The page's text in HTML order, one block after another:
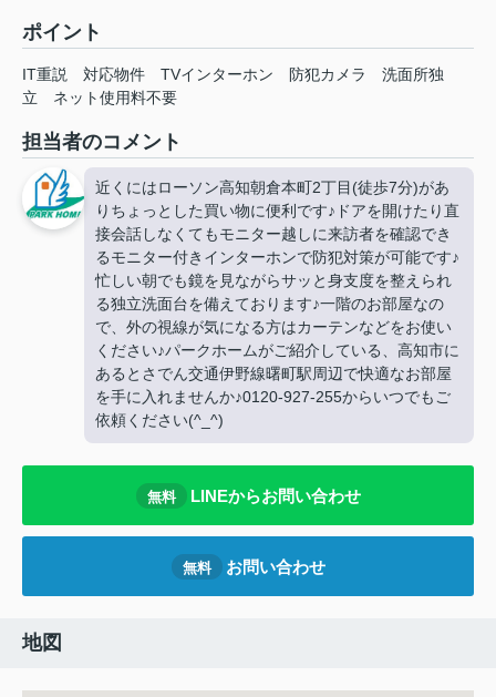
ポイント
IT重説 対応物件 TVインターホン 防犯カメラ
洗面所独
立
ネット使用料不要
担当者のコメント
近くにはローソン高知朝倉本町2丁目(徒歩7分)があ
りちょっとした買い物に便利です♪ドアを開けたり直
接会話しなくてもモニター越しに来訪者を確認でき
るモニター付きインターホンで防犯対策が可能です♪
忙しい朝でも鏡を見ながらサッと身支度を整えられ
る独立洗面台を備えております♪一階のお部屋なの
で、外の視線が気になる方はカーテンなどをお使い
ください♪パークホームがご紹介している、高知市に
あるとさでん交通伊野線曙町駅周辺で快適なお部屋
を手に入れませんか♪0120-927-255からいつでもご
依頼ください(^_^)
無料 LINEからお問い合わせ
無料 お問い合わせ
地図